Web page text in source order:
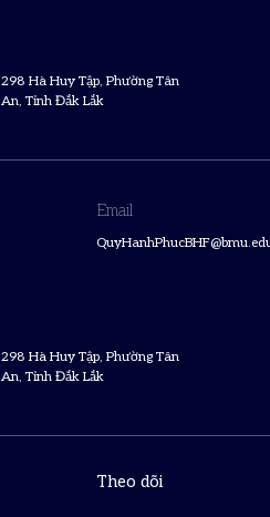
298 Hà Huy Tập, Phường Tân
An, Tỉnh Đắk Lắk
Email
298 Hà Huy Tập, Phường Tân
An, Tỉnh Đắk Lắk
Theo dõi